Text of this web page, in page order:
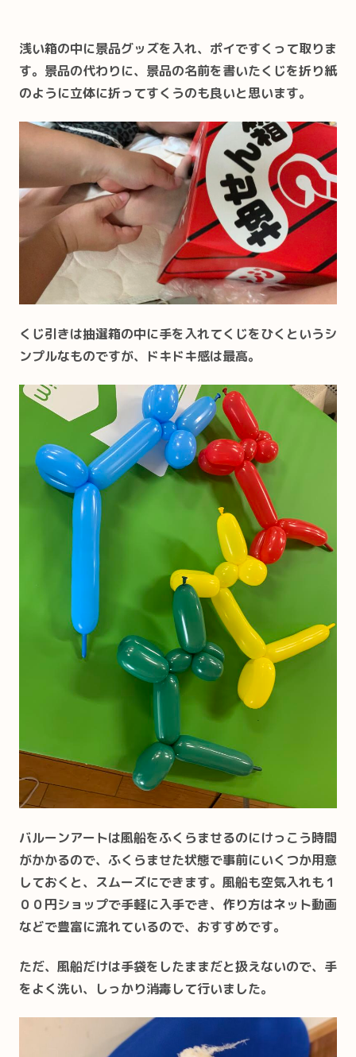
浅い箱の中に景品グッズを入れ、ポイですくって取りま
す。景品の代わりに、景品の名前を書いたくじを折り紙
のように立体に折ってすくうのも良いと思います。
くじ引きは抽選箱の中に手を入れてくじをひくというシ
ンプルなものですが、ドキドキ感は最高。
バルーンアートは風船をふくらませるのにけっこう時間
がかかるので、ふくらませた状態で事前にいくつか用意
しておくと、スムーズにできます。風船も空気入れも１
００円ショップで手軽に入手でき、作り方はネット動画
などで豊富に流れているので、おすすめです。
ただ、風船だけは手袋をしたままだと扱えないので、手
をよく洗い、しっかり消毒して行いました。